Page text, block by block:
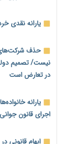
اختیارات
پایان شهریور ابلاغ
مرحله سیزدهم
یارانه نقدی خرداد ۱۴۰۵ دهک‌های چهارم تا
حذف شرکت‌های
نیست/ تصمیم
در تعارض است
اجرای قانون
ابهام قانونی